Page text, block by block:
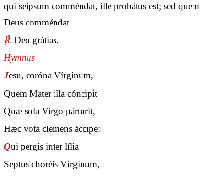
qui seípsum comméndat, ille probátus est; sed quem
Deus comméndat.
℟. Deo grátias.
Hymnus
Jesu, coróna Vírginum,
Quem Mater illa cóncipit
Quæ sola Virgo párturit,
Hæc vota clemens áccipe:
Qui pergis inter lília
Septus choréis Vírginum,